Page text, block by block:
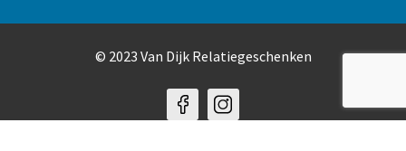
© 2023 Van Dijk Relatiegeschenken